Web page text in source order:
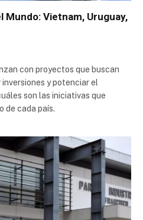
Mundo: Vietnam, Uruguay,
con proyectos que buscan
y potenciar el
son las iniciativas que
de cada país.